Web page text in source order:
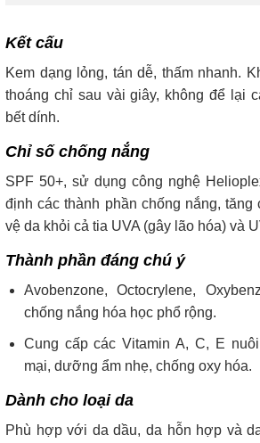
Kết cấu
Kem dạng lỏng, tán dễ, thấm nhanh.
thoáng chỉ sau vài giây, không để lại
bết dính.
Chỉ số chống nắng
SPF 50+, sử dụng công nghệ
định các thành phần chống nắng,
vệ da khỏi cả tia UVA (gây lão hóa) và
Thành phần đáng chú ý
Avobenzone, Octocrylene,
chống nắng hóa học phổ rộng.
Cung cấp các Vitamin A, C, E
mại, dưỡng ẩm nhẹ, chống oxy hóa.
Dành cho loại da
Phù hợp với da dầu, da hỗn hợp và